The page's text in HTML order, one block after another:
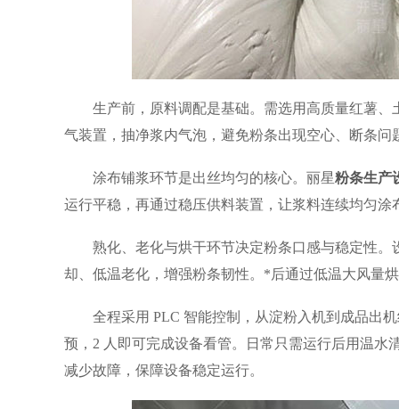
生产前，原料调配是基础。需选用高质量红薯
气装置，抽净浆内气泡，避免粉条出现空心、断条问
涂布铺浆环节是出丝均匀的核心。丽星粉条生产
运行平稳，再通过稳压供料装置，让浆料连续均匀
熟化、老化与烘干环节决定粉条口感与稳定性
却、低温老化，增强粉条韧性。*后通过低温大风量
全程采用 PLC 智能控制，从淀粉入机到成品出
预，2 人即可完成设备看管。日常只需运行后用温
减少故障，保障设备稳定运行。